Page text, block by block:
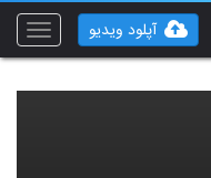
Toggle
آپلود ویدیو